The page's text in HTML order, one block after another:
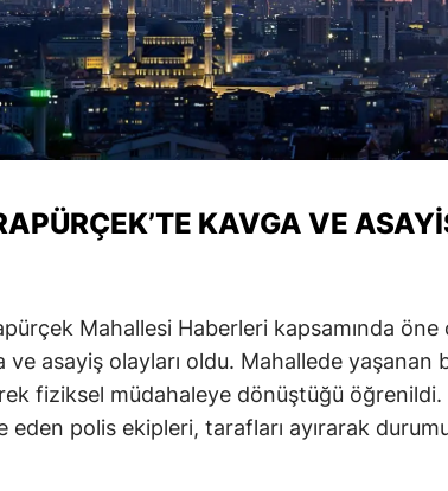
KAVGA VE
Mahallesi Haberleri kapsamında öne
ve asayiş olayları oldu. Mahallede yaşanan
fiziksel müdahaleye dönüştüğü öğrenildi.
eden polis ekipleri, tarafları ayırarak